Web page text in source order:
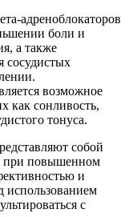
адреноблокаторов
боли и
а также
сосудистых
возможное
как сонливость,
тонуса.
собой
при повышенном
и
использованием
с